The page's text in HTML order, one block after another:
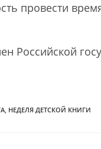
провести
Российской
, НЕДЕЛЯ ДЕТСКОЙ КНИГИ